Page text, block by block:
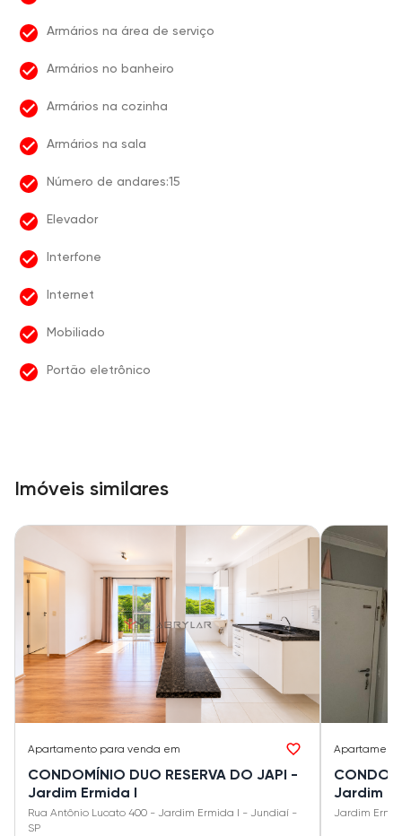
Armários na área de serviço
Armários no banheiro
Armários na cozinha
Armários na sala
Número de andares:15
Elevador
Interfone
Internet
Mobiliado
Portão eletrônico
Imóveis similares
Apartamento para venda em
CONDOMÍNIO DUO RESERVA DO JAPI -
Jardim Ermida I
Rua Antônio Lucato 400 - Jardim Ermida I - Jundiaí -
SP
Jardim
Jardim